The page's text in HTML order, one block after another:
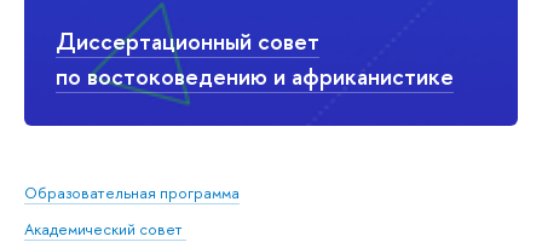
Диссертационный совет
по востоковедению и африканистике
Образовательная программа
Академический совет